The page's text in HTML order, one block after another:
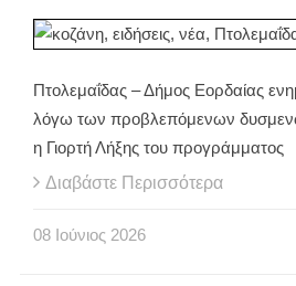
Πτολεμαΐδας – Δήμος Εορδαίας
λόγω των προβλεπόμενων
η Γιορτή Λήξης του προγράμματος
Διαβάστε Περισσότερα
08 Ιούνιος 2026